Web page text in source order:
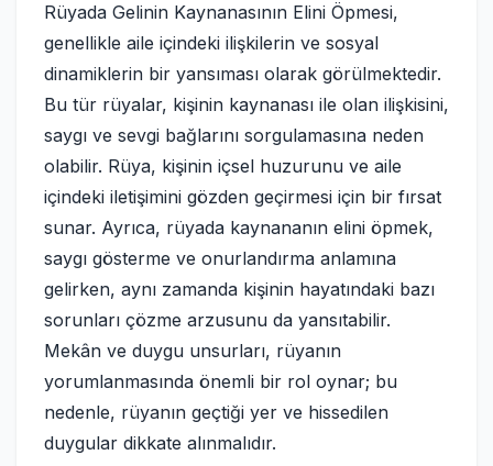
Rüyada Gelinin Kaynanasının Elini Öpmesi,
genellikle aile içindeki ilişkilerin ve sosyal
dinamiklerin bir yansıması olarak görülmektedir.
Bu tür rüyalar, kişinin kaynanası ile olan ilişkisini,
saygı ve sevgi bağlarını sorgulamasına neden
olabilir. Rüya, kişinin içsel huzurunu ve aile
içindeki iletişimini gözden geçirmesi için bir fırsat
sunar. Ayrıca, rüyada kaynananın elini öpmek,
saygı gösterme ve onurlandırma anlamına
gelirken, aynı zamanda kişinin hayatındaki bazı
sorunları çözme arzusunu da yansıtabilir.
Mekân ve duygu unsurları, rüyanın
yorumlanmasında önemli bir rol oynar; bu
nedenle, rüyanın geçtiği yer ve hissedilen
duygular dikkate alınmalıdır.